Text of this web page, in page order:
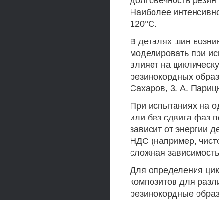
Наиболее
120°С.
В деталях шин
моделировать при
влияет на
резинокордных
Сахаров, 3. А.
При испытаниях на
или без сдвига фаз
зависит от энергии
НДС (например,
сложная
Для определения
композитов для
резинокордные